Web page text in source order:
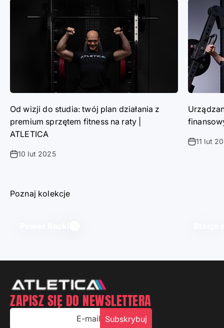
Od wizji do studia: twój plan działania z
premium sprzętem fitness na raty |
ATLETICA
10 lut 2025
11 lut
Poznaj kolekcje
ZAPISZ SIĘ DO NEWSLETTERA
E-mail Subskrybuj